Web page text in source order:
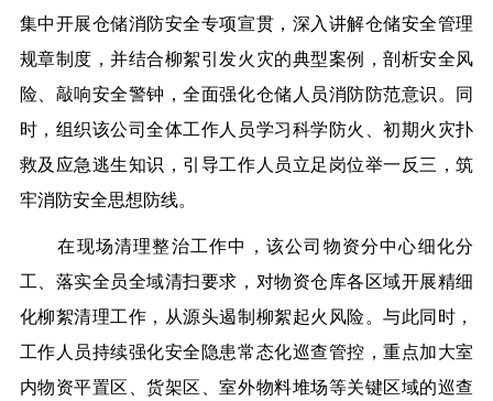
集中开展仓储消防安全专项宣贯，深入讲解仓储安全管理
规章制度，并结合柳絮引发火灾的典型案例，剖析安全风
险、敲响安全警钟，全面强化仓储人员消防防范意识。同
时，组织该公司全体工作人员学习科学防火、初期火灾扑
救及应急逃生知识，引导工作人员立足岗位举一反三，筑
牢消防安全思想防线。
在现场清理整治工作中，该公司物资分中心细化分
工、落实全员全域清扫要求，对物资仓库各区域开展精细
化柳絮清理工作，从源头遏制柳絮起火风险。与此同时，
工作人员持续强化安全隐患常态化巡查管控，重点加大室
内物资平置区、货架区、室外物料堆场等关键区域的巡查